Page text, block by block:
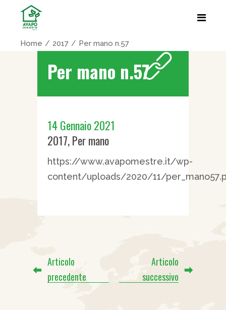
Home 2017 Per mano n.57
Per mano n.57
14 Gennaio 2021
2017,Per mano
https://www.avapomestre.it/wp-
content/uploads/2020/11/
Articolo
precedente
Articolo
successivo